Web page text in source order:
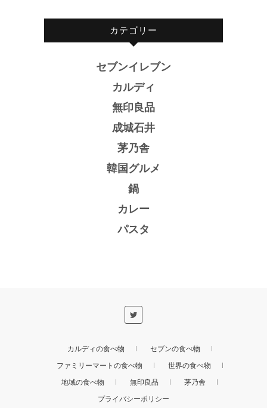
カテゴリー
セブンイレブン
カルディ
無印良品
成城石井
茅乃舎
韓国グルメ
鍋
カレー
パスタ
カルディの食べ物
セブンの食べ物
ファミリーマートの食べ物
世界の食べ物
地域の食べ物
無印良品
茅乃舎
プライバシーポリシー